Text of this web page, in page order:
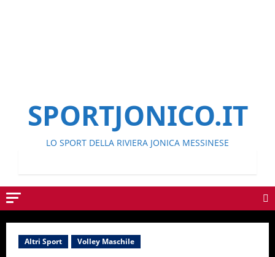
SPORTJONICO.IT
LO SPORT DELLA RIVIERA JONICA MESSINESE
Altri Sport Volley Maschile